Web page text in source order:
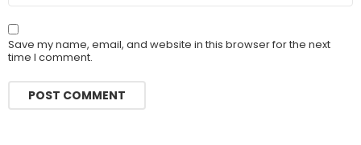
Save my name, email, and website in this browser for the next
time I comment.